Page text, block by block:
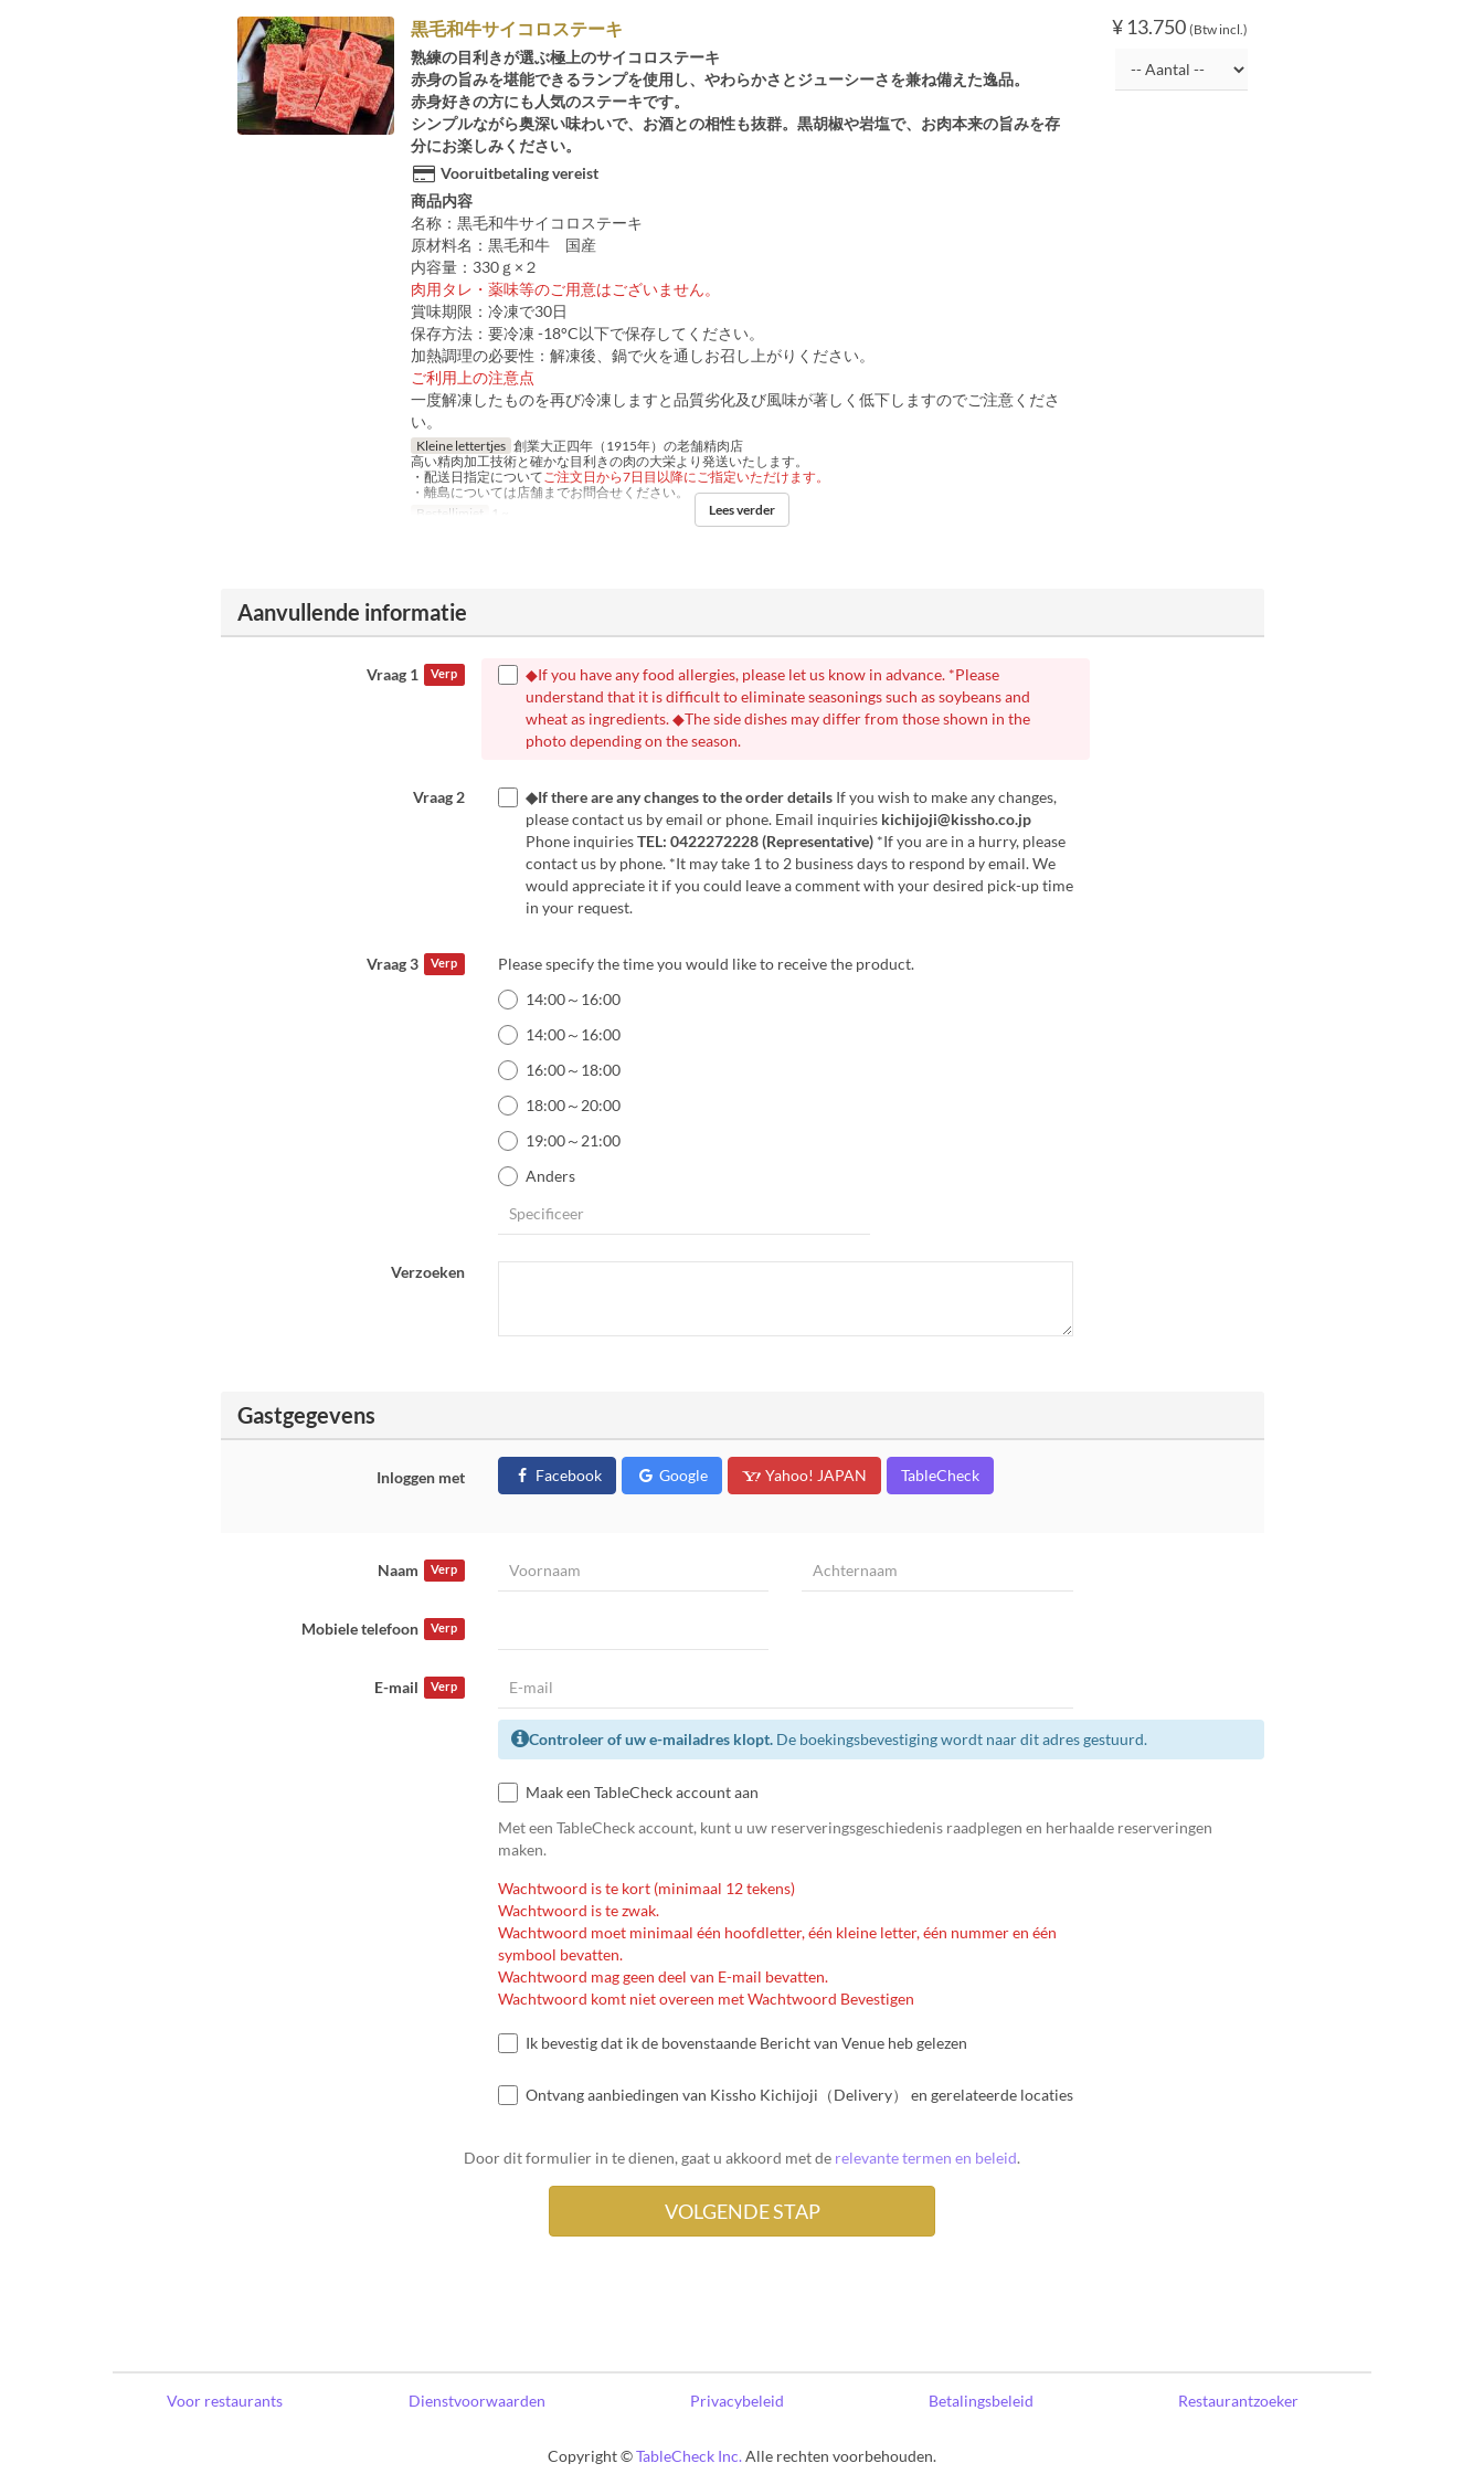
¥ 13.750 (Btw incl.)
黒毛和牛サイコロステーキ
熟練の目利きが選ぶ極上のサイコロステーキ
赤身の旨みを堪能できるランプを使用し、やわらかさとジューシーさを兼ね備えた逸品。
赤身好きの方にも人気のステーキです。
シンプルながら奥深い味わいで、お酒との相性も抜群。黒胡椒や岩塩で、お肉本来の旨みを存
分にお楽しみください。
Vooruitbetaling vereist
商品内容
名称：黒毛和牛サイコロステーキ
原材料名：黒毛和牛 国産
内容量：330ｇ×２
肉用タレ・薬味等のご用意はございません。
賞味期限：冷凍で30日
保存方法：要冷凍 -18°C以下で保存してください。
加熱調理の必要性：解凍後、鍋で火を通しお召し上がりください。
ご利用上の注意点
一度解凍したものを再び冷凍しますと品質劣化及び風味が著しく低下しますのでご注意くださ
い。
Kleine lettertjes 創業大正四年（1915年）の老舗精肉店
高い精肉加工技術と確かな目利きの肉の大栄より発送いたします。
・配送日指定についてご注文日から7日目以降にご指定いただけます。
・離島については店舗までお問合せください。
Bestellimiet
1 ~ Lees verder
Aanvullende informatie
Vraag 1 Verp
◆If you have any food allergies, please let us know in advance. *Please
understand that it is difficult to eliminate seasonings such as soybeans and
wheat as ingredients. ◆The side dishes may differ from those shown in the
photo depending on the season.
Vraag 2 ◆If there are any changes to the order detailsIf you wish to make any changes,
please contact us by email or phone. Email inquiries kichijoji@kissho.co.jp
Phone inquiriesTEL: 0422272228 (Representative)*If you are in a hurry, please
contact us by phone. *It may take 1 to 2 business days to respond by email. We
would appreciate it if you could leave a comment with your desired pick-up time
in your request.
Vraag 3 Verp
Please specify the time you would like to receive the product.
14:00～16:00
14:00～16:00
16:00～18:00
18:00～20:00
19:00～21:00
Anders
Verzoeken
Gastgegevens
Inloggen met Facebook Google Yahoo! JAPAN TableCheck
Naam Verp
Mobiele telefoon Verp
E-mail Verp
Controleer of uw e-mailadres klopt.De boekingsbevestiging wordt naar dit adres gestuurd.
Maak een TableCheck account aan
Met een TableCheck account, kunt u uw reserveringsgeschiedenis raadplegen en herhaalde reserveringen
maken.
Wachtwoord is te kort (minimaal 12 tekens)
Wachtwoord is te zwak.
Wachtwoord moet minimaal één hoofdletter, één kleine letter, één nummer en één
symbool bevatten.
Wachtwoord mag geen deel van E-mail bevatten.
Wachtwoord komt niet overeen met Wachtwoord Bevestigen
Ik bevestig dat ik de bovenstaande Bericht van Venue heb gelezen
Ontvang aanbiedingen van Kissho Kichijoji（Delivery） en gerelateerde locaties
Door dit formulier in te dienen, gaat u akkoord met de relevante termen en beleid.
Voor restaurants Dienstvoorwaarden Privacybeleid Betalingsbeleid Restaurantzoeker
Copyright ©TableCheck Inc.Alle rechten voorbehouden.